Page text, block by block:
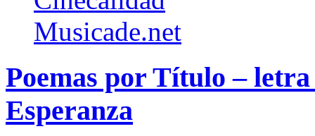
Musicade.net
Poemas por Título – letra
Esperanza